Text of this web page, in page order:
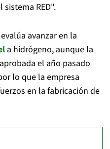
RED".
avanzar en la
a hidrógeno, aunque la
el año pasado
lo que la empresa
en la fabricación de